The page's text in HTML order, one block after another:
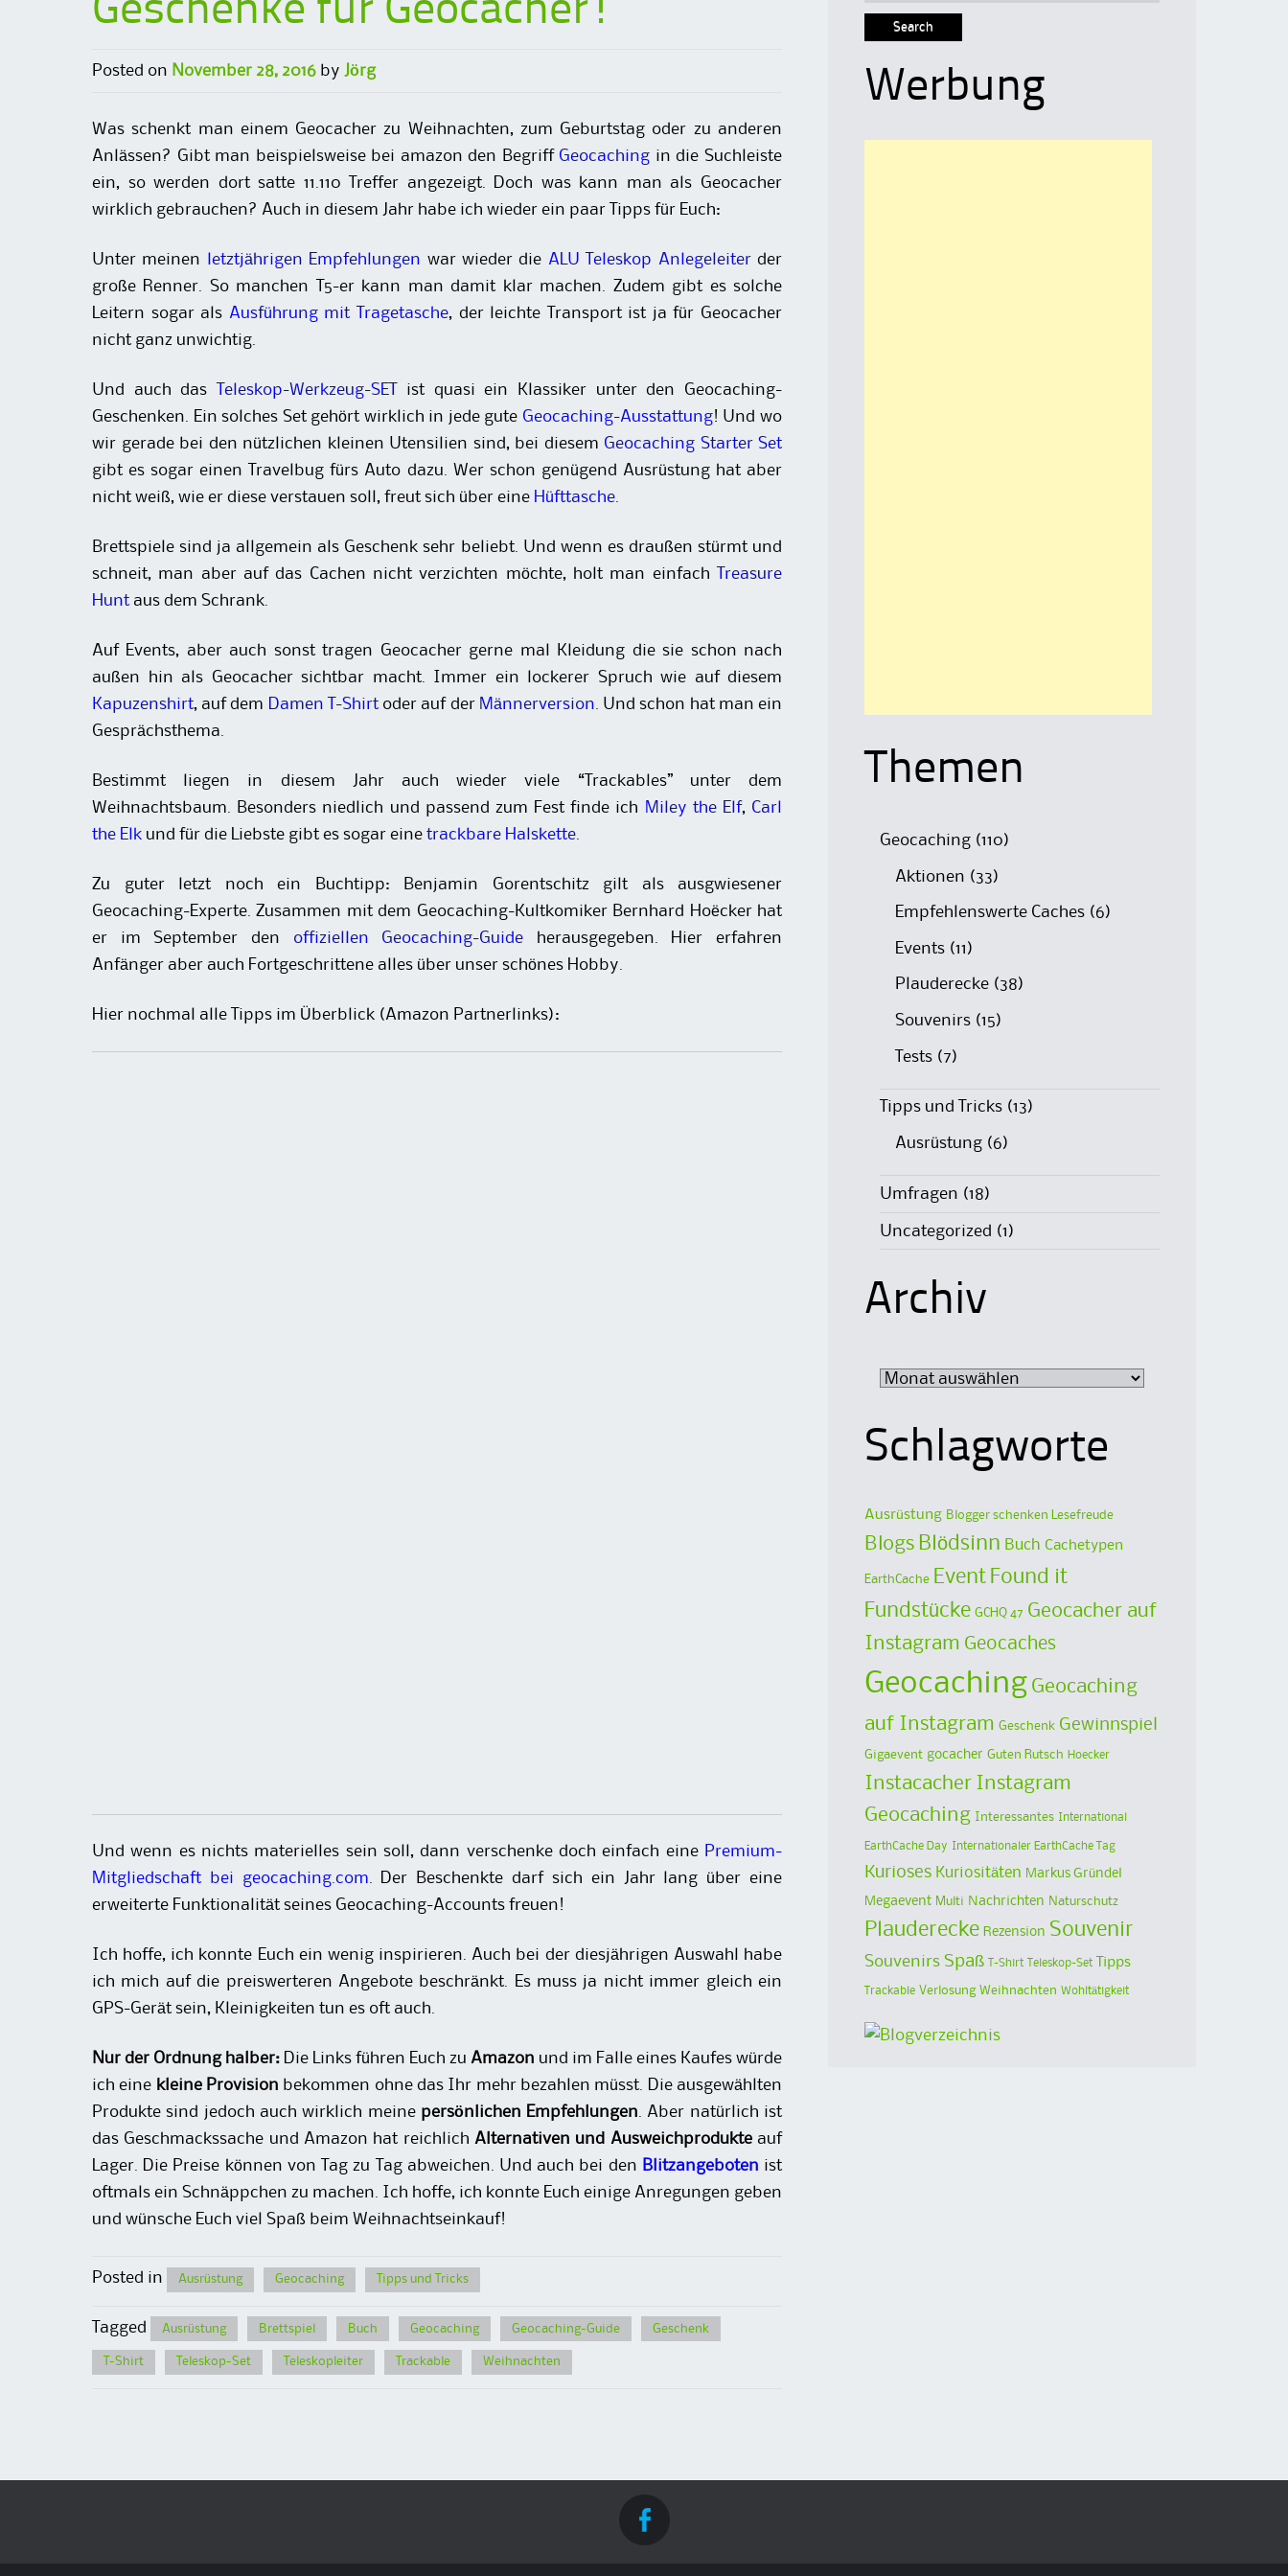
Geschenke für Geocacher!
Posted on November 28, 2016 by Jörg
Was schenkt man einem Geocacher zu Weihnachten, zum Geburtstag oder zu anderen
Anlässen? Gibt man beispielsweise bei amazon den Begriff Geocaching in die Suchleiste
ein, so werden dort satte 11.110 Treffer angezeigt. Doch was kann man als Geocacher
wirklich gebrauchen? Auch in diesem Jahr habe ich wieder ein paar Tipps für Euch:
Unter meinen letztjährigen Empfehlungen war wieder die ALU Teleskop Anlegeleiterder
große Renner. So manchen T5-er kann man damit klar machen. Zudem gibt es solche
Leitern sogar als Ausführung mit Tragetasche, der leichte Transport ist ja für Geocacher
nicht ganz unwichtig.
Und auch das Teleskop-Werkzeug-SET
ist quasi ein Klassiker unter den Geocaching-
Geschenken. Ein solches Set gehört wirklich in jede gute Geocaching-Ausstattung! Und wo
wir gerade bei den nützlichen kleinen Utensilien sind, bei diesem Geocaching Starter Set
gibt es sogar einen Travelbug fürs Auto dazu. Wer schon genügend Ausrüstung hat aber
nicht weiß, wie er diese verstauen soll, freut sich über eine Hüfttasche.
Brettspiele sind ja allgemein als Geschenk sehr beliebt. Und wenn es draußen stürmt und
schneit, man aber auf das Cachen nicht verzichten möchte, holt man einfach
Treasure
Hunt aus dem Schrank.
Auf Events, aber auch sonst tragen Geocacher gerne mal Kleidung die sie schon nach
außen hin als Geocacher sichtbar macht. Immer ein lockerer Spruch wie auf diesem
Kapuzenshirt, auf dem Damen T-Shirtoder auf der Männerversion. Und schon hat man ein
Gesprächsthema.
Bestimmt liegen in diesem Jahr auch wieder viele “Trackables” unter dem
Weihnachtsbaum. Besonders niedlich und passend zum Fest finde ich
Miley the Elf, Carl
the Elk und für die Liebste gibt es sogar eine trackbare Halskette.
Zu guter letzt noch ein Buchtipp: Benjamin Gorentschitz gilt als ausgwiesener
Geocaching-Experte. Zusammen mit dem Geocaching-Kultkomiker Bernhard Hoëcker hat
er im September den offiziellen Geocaching-Guide herausgegeben. Hier erfahren
Anfänger aber auch Fortgeschrittene alles über unser schönes Hobby.
Hier nochmal alle Tipps im Überblick (Amazon Partnerlinks):
Und wenn es nichts materielles sein soll, dann verschenke doch einfach eine Premium-
Mitgliedschaft bei geocaching.com. Der Beschenkte darf sich ein Jahr lang über eine
erweiterte Funktionalität seines Geocaching-Accounts freuen!
Ich hoffe, ich konnte Euch ein wenig inspirieren. Auch bei der diesjährigen Auswahl habe
ich mich auf die preiswerteren Angebote beschränkt. Es muss ja nicht immer gleich ein
GPS-Gerät sein, Kleinigkeiten tun es oft auch.
Nur der Ordnung halber: Die Links führen Euch zu Amazon und im Falle eines Kaufes würde
ich eine kleine Provision bekommen ohne das Ihr mehr bezahlen müsst. Die ausgewählten
Produkte sind jedoch auch wirklich meine persönlichen Empfehlungen. Aber natürlich ist
das Geschmackssache und Amazon hat reichlich Alternativen und Ausweichprodukteauf
Lager. Die Preise können von Tag zu Tag abweichen. Und auch bei den Blitzangeboten ist
oftmals ein Schnäppchen zu machen. Ich hoffe, ich konnte Euch einige Anregungen geben
und wünsche Euch viel Spaß beim Weihnachtseinkauf!
Posted in Ausrüstung Geocaching Tipps und Tricks
Tagged Ausrüstung Brettspiel Buch Geocaching Geocaching-Guide Geschenk
T-Shirt Teleskop-Set Teleskopleiter Trackable Weihnachten
Werbung
Themen
Geocaching (110)
Aktionen (33)
Empfehlenswerte Caches (6)
Events (11)
Plauderecke (38)
Souvenirs (15)
Tests (7)
Tipps und Tricks (13)
Ausrüstung (6)
Umfragen (18)
Uncategorized (1)
Archiv
Archiv
Schlagworte
Ausrüstung Blogger schenken Lesefreude
Blogs Blödsinn Buch Cachetypen
EarthCache Event Found it
Fundstücke GCHQ 47 Geocacher auf
Instagram Geocaches
Geocaching Geocaching
auf Instagram Geschenk Gewinnspiel
Gigaevent gocacher Guten Rutsch Hoecker
Instacacher Instagram
Geocaching
Interessantes International
EarthCache Day Internationaler EarthCache Tag
Kurioses Kuriositäten Markus Gründel
Megaevent Multi Nachrichten Naturschutz
Plauderecke Rezension Souvenir
Souvenirs Spaß T-Shirt Teleskop-Set Tipps
Trackable Verlosung Weihnachten Wohltätigkeit